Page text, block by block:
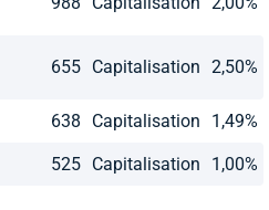
655 Capitalisation 2,50%
638 Capitalisation 1,49%
525 Capitalisation 1,00%